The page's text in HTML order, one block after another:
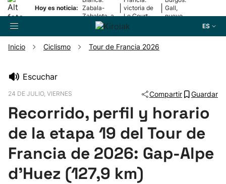
Hoy es noticia: Zabala-
Zabaleta, a
la final
victoria de
Le Court-
Pienaar
Gall,
nuevo
ES
Pelota
Remo
Inicio Ciclismo Tour de Francia 2026
Escuchar
24 DE JULIO, VIERNES Compartir Guardar
Recorrido, perfil y horario
de la etapa 19 del Tour de
Francia de 2026: Gap-Alpe
d’Huez (127,9 km)